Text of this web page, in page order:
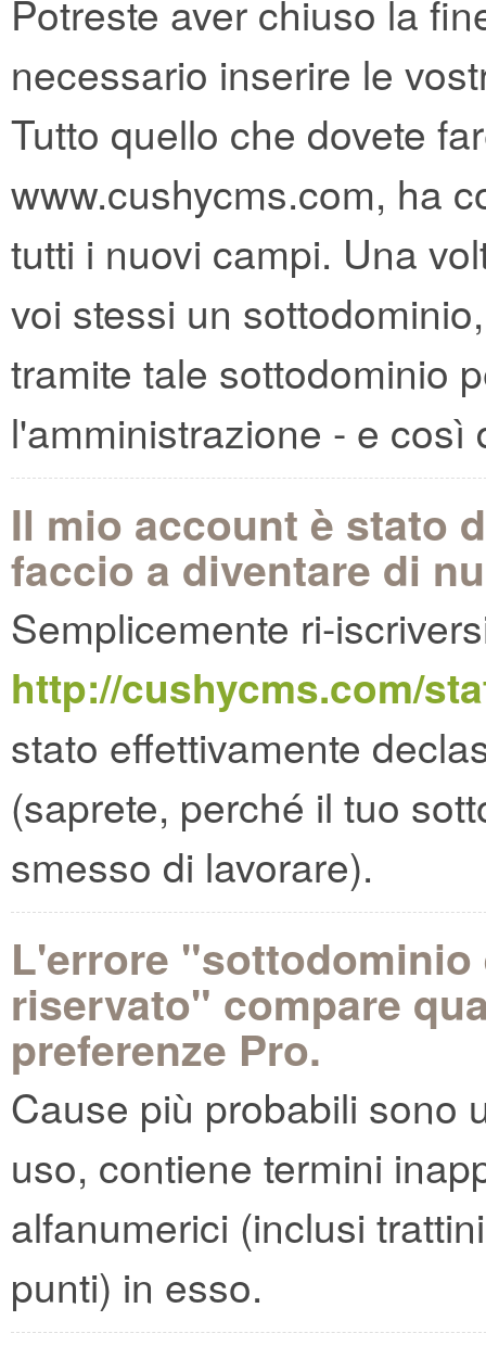
Potreste aver chiuso la
necessario inserire le
Tutto quello che dovete
www.cushycms.com, ha
tutti i nuovi campi. Una
voi stessi un
tramite tale sottodominio
l'amministrazione - e così
Il mio account è stato
faccio a diventare di
Semplicemente ri-
http://cushycms.com/
stato effettivamente
(saprete, perché il tuo
smesso di lavorare).
L'errore
riservato" compare
preferenze Pro.
Cause più probabili sono
uso, contiene termini
alfanumerici (inclusi
punti) in esso.